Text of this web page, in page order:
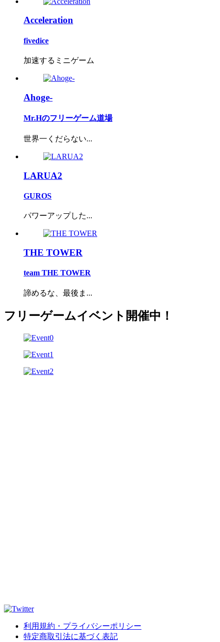
Acceleration
fivedice
加速するミニゲーム
Ahoge-
Mr.Hのフリーゲーム道場
世界一くだらない...
LARUA2
GUROS
パワーアップした...
THE TOWER
team THE TOWER
諦めるな、最後ま...
フリーゲームイベント開催中！
利用規約・プライバシーポリシー
特定商取引法に基づく表記